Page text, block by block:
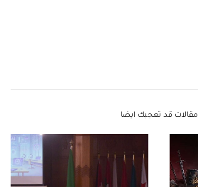
مقالات قد تعجبك ايضا